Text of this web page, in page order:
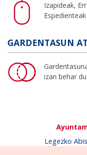
Izapideak,
Espedienteak
GARDENTASUN
izan behar
Legezko